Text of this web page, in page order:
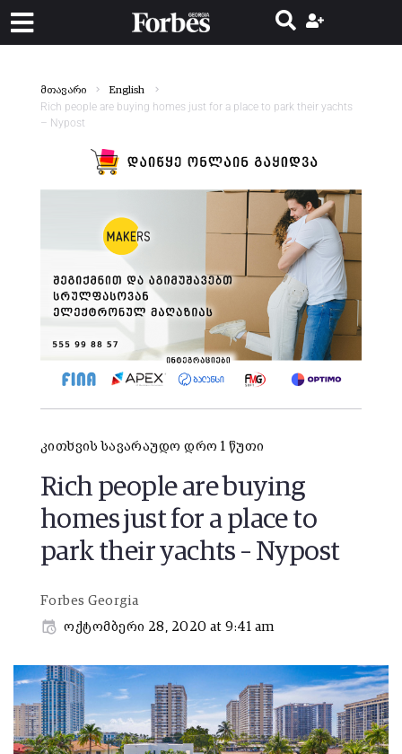
მთავარი English
Rich people are buying homes just for a place to park their yachts
– Nypost
კითხვის სავარაუდო დრო 1 წუთი
Rich people are buying
homes just for a place to
park their yachts – Nypost
Forbes Georgia
ოქტომბერი 28, 2020 at 9:41 am